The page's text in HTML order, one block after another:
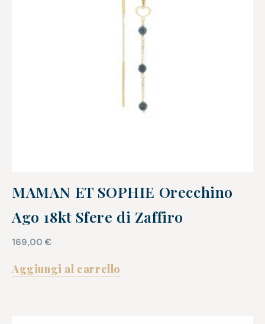
MAMAN ET SOPHIE Orecchino
Ago 18kt Sfere di Zaffiro
169,00€
Aggiungi al carrello